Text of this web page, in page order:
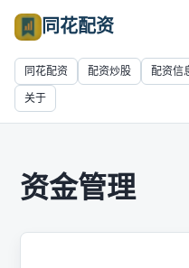
同花配资
同花配资 配资炒股 配资信
关于
资金管理